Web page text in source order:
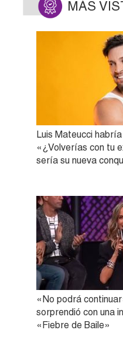
MÁS
Luis Mateucci
«¿Volverías con tu
sería su nueva
«No podrá
sorprendió con una
«Fiebre de Baile»